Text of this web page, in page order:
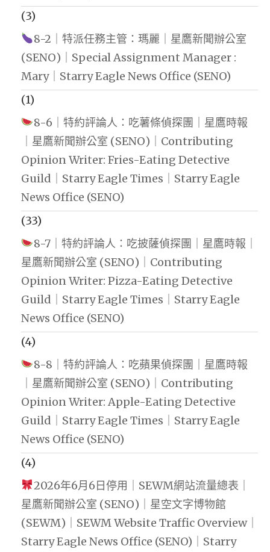
(3)
8-2｜特派任務主管：瑪麗｜星鷹新聞辦公室
(SENO)｜Special Assignment Manager :
Mary｜Starry Eagle News Office (SENO)
(1)
8-6｜特約評論人：吃薯條偵探團｜星鷹時報
｜星鷹新聞辦公室 (SENO)｜Contributing
Opinion Writer: Fries-Eating Detective
Guild｜Starry Eagle Times｜Starry Eagle
News Office (SENO)
(33)
8-7｜特約評論人：吃披薩偵探團｜星鷹時報｜
星鷹新聞辦公室 (SENO)｜Contributing
Opinion Writer: Pizza-Eating Detective
Guild｜Starry Eagle Times｜Starry Eagle
News Office (SENO)
(4)
8-8｜特約評論人：吃蘋果偵探團｜星鷹時報
｜星鷹新聞辦公室 (SENO)｜Contributing
Opinion Writer: Apple-Eating Detective
Guild｜Starry Eagle Times｜Starry Eagle
News Office (SENO)
(4)
2026年6月6日停用｜SEWM網站流量總表｜
星鷹新聞辦公室 (SENO)｜星空文字博物館
(SEWM)｜SEWM Website Traffic Overview｜
Starry Eagle News Office (SENO)｜Starry